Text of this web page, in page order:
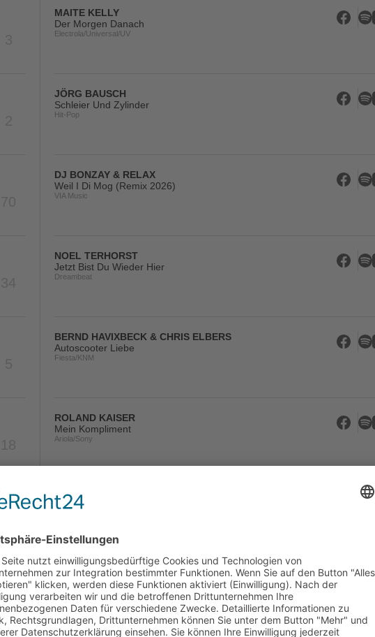
MAITE KELLY
Der Morgen Danach
Electrola/Universal/UV
JÖRG BAUSCH
Schleier Und Zylinder
Hit-Pop
DJ BONZAY & RELAX
Weil I Di Mog (Remix 2026)
VIA Music
NOEL TERHORST
Jetzt Bist Du Wieder Hier
Dreambeat
BERND HAVIXBECK & CHRIS ELBERS
Autoscooter Liebe
Fiesta/KNM
ROLAND KAISER
Mein Kompliment
Ariola/Sony
ANGELIQUE
Na Und, Was Soll's
11
IBO
Verlang Ich Zuviel (Tonattacke Remix)
Hit-Pop